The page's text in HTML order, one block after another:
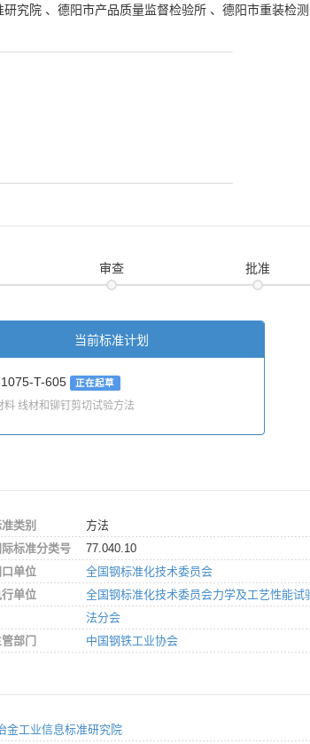
研究院 、 德阳市产品质量监督检验所 、 德阳市重装检
审查 批准
当前标准计划
T-605 正在起草
料 线材和铆钉剪切试验方法
类别
方法
际标准分类号
77.040.10
口单位
全国钢标准化技术委员会
单位
全国钢标准化技术委员会力学及工艺性能试
法分会
部门
中国钢铁工业协会
金工业信息标准研究院